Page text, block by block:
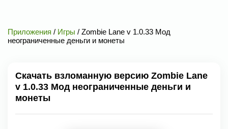
Приложения / Игры / Zombie Lane v 1.0.33 Мод
неограниченные деньги и монеты
Скачать взломанную версию Zombie Lane
v 1.0.33 Мод неограниченные деньги и
монеты